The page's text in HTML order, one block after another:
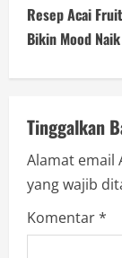
t
i
n
u
e
R
e
Resep Acai
Bikin Mood Naik
Tinggalkan
Alamat email
yang wajib
Komentar*